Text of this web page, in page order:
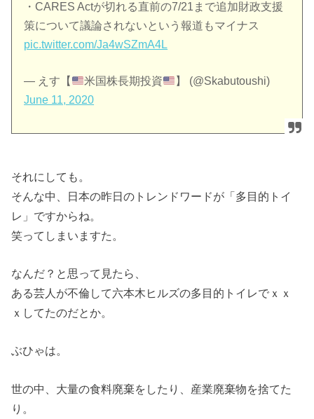
・CARES Actが切れる直前の7/21まで追加財政支援
策について議論されないという報道もマイナス
pic.twitter.com/Ja4wSZmA4L
— えす【 米国株長期投資
】 (@Skabutoushi)
June 11, 2020
それにしても。
そんな中、日本の昨日のトレンドワードが「多目的トイ
レ」ですからね。
笑ってしまいますた。
なんだ？と思って見たら、
ある芸人が不倫して六本木ヒルズの多目的トイレでｘｘ
ｘしてたのだとか。
ぶひゃは。
世の中、大量の食料廃棄をしたり、産業廃棄物を捨てた
り。